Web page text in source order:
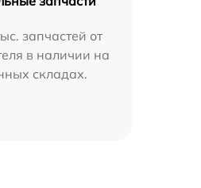
запчастей от
в наличии на
складах.